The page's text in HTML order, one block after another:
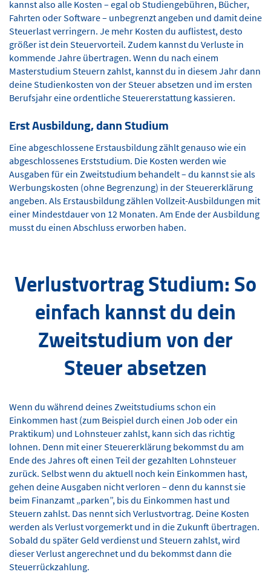
kannst also alle Kosten – egal ob Studiengebühren, Bücher,
Fahrten oder Software – unbegrenzt angeben und damit deine
Steuerlast verringern. Je mehr Kosten du auflistest, desto
größer ist dein Steuervorteil. Zudem kannst du Verluste in
kommende Jahre übertragen. Wenn du nach einem
Masterstudium Steuern zahlst, kannst du in diesem Jahr dann
deine Studienkosten von der Steuer absetzen und im ersten
Berufsjahr eine ordentliche Steuererstattung kassieren.
Erst Ausbildung, dann Studium
Eine abgeschlossene Erstausbildung zählt genauso wie ein
abgeschlossenes Erststudium. Die Kosten werden wie
Ausgaben für ein Zweitstudium behandelt – du kannst sie als
Werbungskosten (ohne Begrenzung) in der Steuererklärung
angeben. Als Erstausbildung zählen Vollzeit-Ausbildungen mit
einer Mindestdauer von 12 Monaten. Am Ende der Ausbildung
musst du einen Abschluss erworben haben.
Verlustvortrag Studium: So
einfach kannst du dein
Zweitstudium von der
Steuer absetzen
Wenn du während deines Zweitstudiums schon ein
Einkommen hast (zum Beispiel durch einen Job oder ein
Praktikum) und Lohnsteuer zahlst, kann sich das richtig
lohnen. Denn mit einer Steuererklärung bekommst du am
Ende des Jahres oft einen Teil der gezahlten Lohnsteuer
zurück. Selbst wenn du aktuell noch kein Einkommen hast,
gehen deine Ausgaben nicht verloren – denn du kannst sie
beim Finanzamt „parken”, bis du Einkommen hast und
Steuern zahlst. Das nennt sich Verlustvortrag. Deine Kosten
werden als Verlust vorgemerkt und in die Zukunft übertragen.
Sobald du später Geld verdienst und Steuern zahlst, wird
dieser Verlust angerechnet und du bekommst dann die
Steuerrückzahlung.